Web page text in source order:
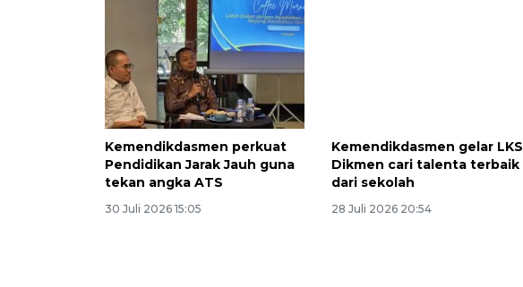
Kemendikdasmen perkuat
Pendidikan Jarak Jauh guna
tekan angka ATS
30 Juli 2026 15:05
Kemendikdasmen gelar LKS
Dikmen cari talenta terbaik
dari sekolah
28 Juli 2026 20:54